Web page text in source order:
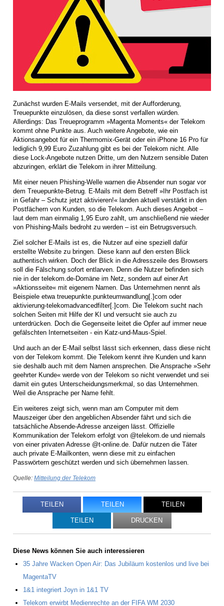
Zunächst wurden E-Mails versendet, mit der Aufforderung,
Treuepunkte einzulösen, da diese sonst verfallen würden.
Allerdings: Das Treueprogramm »Magenta Moments« der Telekom
kommt ohne Punkte aus. Auch weitere Angebote, wie ein
Aktionsangebot für ein Thermomix-Gerät oder ein iPhone 16 Pro für
lediglich 9,99 Euro Zuzahlung gibt es bei der Telekom nicht. Alle
diese Lock-Angebote nutzen Dritte, um den Nutzern sensible Daten
abzuringen, erklärt die Telekom in ihrer Mitteilung.
Mit einer neuen Phishing-Welle warnen die Absender nun sogar vor
dem Treuepunkte-Betrug. E-Mails mit dem Betreff »Ihr Postfach ist
in Gefahr – Schutz jetzt aktivieren!« landen aktuell verstärkt in den
Postfächern von Kunden, so die Telekom. Auch dieses Angebot –
laut dem man einmalig 1,95 Euro zahlt, um anschließend nie wieder
von Phishing-Mails bedroht zu werden – ist ein Betrugsversuch.
Ziel solcher E-Mails ist es, die Nutzer auf eine speziell dafür
erstellte Website zu bringen. Diese kann auf den ersten Blick
authentisch wirken. Doch der Blick in die Adresszeile des Browsers
soll die Fälschung sofort entlarven. Denn die Nutzer befinden sich
nie in der telekom.de-Domäne im Netz, sondern auf einer Art
»Aktionsseite« mit eigenem Namen. Das Unternehmen nennt als
Beispiele etwa treuepunkte.punkteumwandlung[.]com oder
aktivierung-telekomadvancedfilter[.]com. Die Telekom sucht nach
solchen Seiten mit Hilfe der KI und versucht sie auch zu
unterdrücken. Doch die Gegenseite leitet die Opfer auf immer neue
gefälschten Internetseiten - ein Katz-und-Maus-Spiel.
Und auch an der E-Mail selbst lässt sich erkennen, dass diese nicht
von der Telekom kommt. Die Telekom kennt ihre Kunden und kann
sie deshalb auch mit dem Namen ansprechen. Die Ansprache »Sehr
geehrter Kunde« werde von der Telekom so nicht verwendet und sei
damit ein gutes Unterscheidungsmerkmal, so das Unternehmen.
Weil die Ansprache per Name fehlt.
Ein weiteres zeigt sich, wenn man am Computer mit dem
Mauszeiger über den angeblichen Absender fährt und sich die
tatsächliche Absende-Adresse anzeigen lässt. Offizielle
Kommunikation der Telekom erfolgt von @telekom.de und niemals
von einer privaten Adresse @t-online.de. Dafür nutzen die Täter
auch private E-Mailkonten, wenn diese mit zu einfachen
Passwörtern geschützt werden und sich übernehmen lassen.
Quelle: Mitteilung der Telekom
TEILEN TEILEN TEILEN
TEILEN DRUCKEN
Diese News können Sie auch interessieren
35 Jahre Wacken Open Air: Das Jubiläum kostenlos und live bei
MagentaTV
1&1 integriert Joyn in 1&1 TV
Telekom erwirbt Medienrechte an der FIFA WM 2030